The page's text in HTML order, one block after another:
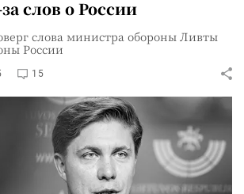
слов о России
слова министра обороны Ливты
России
15